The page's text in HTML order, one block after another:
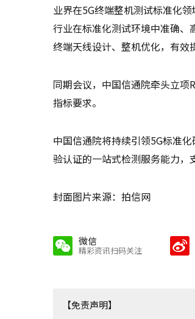
业界在5G终端整机测试标准化
行业在标准化测试环境中准确、
终端天线设计、整机优化，有效
同期会议，中国信通院牵头立项
指标要求。
中国信通院将持续引领5G标准
验认证的一站式检测服务能力，
封面图片来源：拍信网
微信
精彩资讯扫码关注
【免责声明】